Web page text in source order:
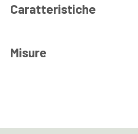
Caratteristiche
Misure